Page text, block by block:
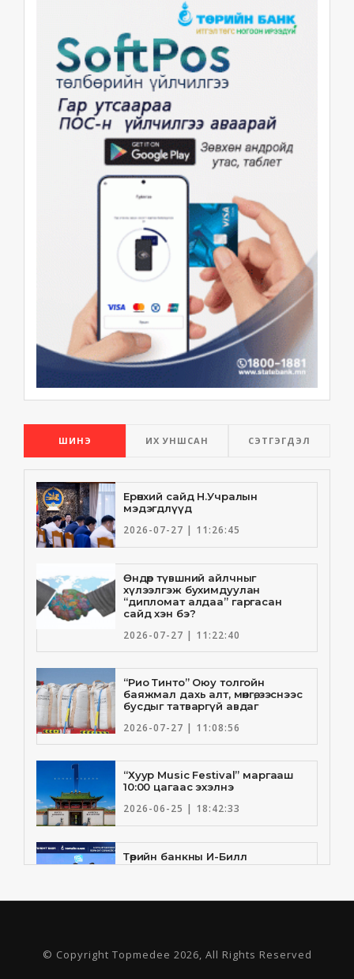
ШИНЭ ИХ УНШСАН СЭТГЭГДЭЛ
Ерөнхий сайд Н.Учралын
мэдэгдлүүд
2026-07-27 | 11:26:45
Өндөр түвшний айлчныг
хүлээлгэж бухимдуулан
“дипломат алдаа” гаргасан
сайд хэн бэ?
2026-07-27 | 11:22:40
“Рио Тинто” Оюу толгойн
баяжмал дахь алт, мөнгө, зэснээс
бусдыг татваргүй авдаг
2026-07-27 | 11:08:56
“Хуур Music Festival” маргааш
10:00 цагаас эхэлнэ
2026-06-25 | 18:42:33
Төрийн банкны И-Билл
үйлчилгээнд Голомт банк
2026-06-25 | 9:33:55
Төрийн банк, Санхүү Эдийн
Засгийн Их Сургууль хамтын
© Copyright Topmedee 2026, All Rights Reserved